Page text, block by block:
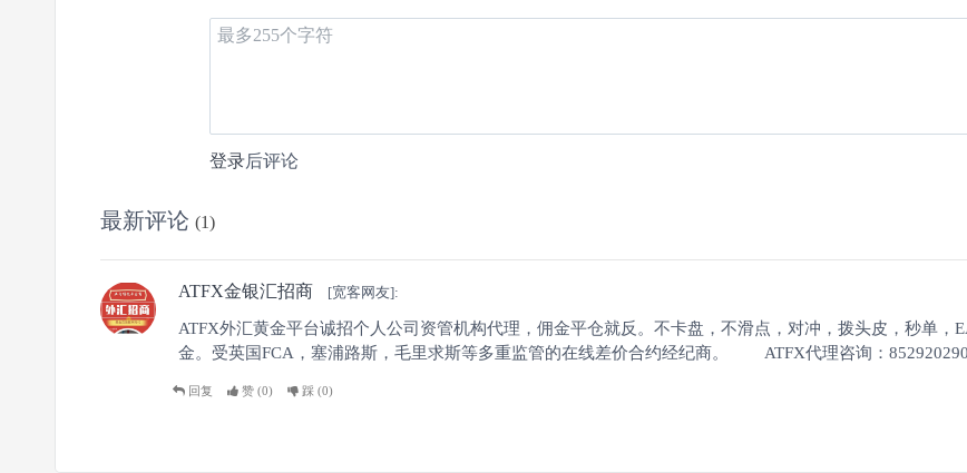
登录后评论
最新评论 (1)
ATFX金银汇招商 [宽客网友]:
0
ATFX外汇黄金平台诚招个人公司资管机构代理，佣金平仓就反。不卡盘，不滑点，对冲，拨头皮，秒单，
金。受英国FCA，塞浦路斯，毛里求斯等多重监管的在线差价合约经纪商。 ATFX代理咨询：
回复 赞 (0) 踩 (0)